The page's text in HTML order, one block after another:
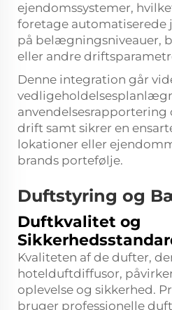
ejendomssystemer,
foretage automatiserede
på belægningsniveauer,
eller andre
Denne integration går
drift samt sikrer en
lokationer eller
brands portefølje.
Duftstyring og
Duftkvalitet og
Kvaliteten af de dufter,
hotelduftdiffusor,
oplevelse og sikkerhed.
bruger professionelle